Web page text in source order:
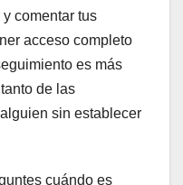
comentar tus
acceso completo
es más
de las
sin establecer
cuándo es